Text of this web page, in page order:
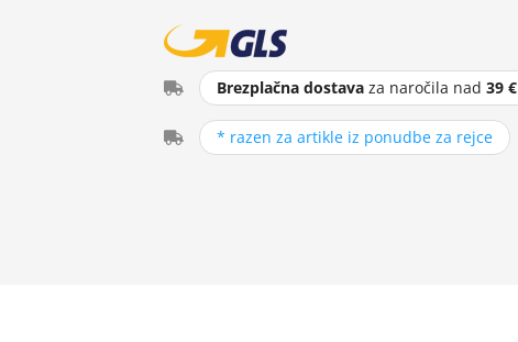
Brezplačna dostavaza naročila nad 39 €
* razen za artikle iz ponudbe za rejce